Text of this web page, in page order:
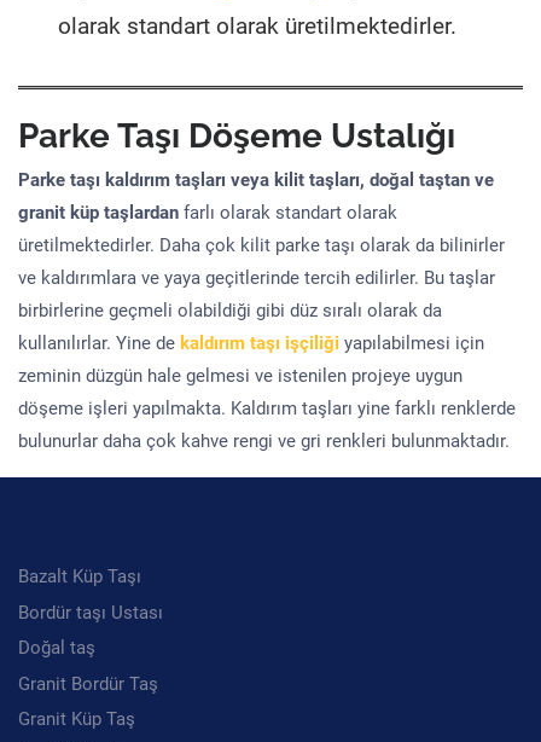
olarak standart olarak üretilmektedirler.
Parke Taşı Döşeme Ustalığı
Parke taşı kaldırım taşları veya kilit taşları, doğal taştan ve
granit küp taşlardan farlı olarak standart olarak
üretilmektedirler. Daha çok kilit parke taşı olarak da bilinirler
ve kaldırımlara ve yaya geçitlerinde tercih edilirler. Bu taşlar
birbirlerine geçmeli olabildiği gibi düz sıralı olarak da
kullanılırlar. Yine de kaldırım taşı işçiliği yapılabilmesi için
zeminin düzgün hale gelmesi ve istenilen projeye uygun
döşeme işleri yapılmakta. Kaldırım taşları yine farklı renklerde
bulunurlar daha çok kahve rengi ve gri renkleri bulunmaktadır.
Bazalt Küp Taşı
Bordür taşı Ustası
Doğal taş
Granit Bordür Taş
Granit Küp Taş